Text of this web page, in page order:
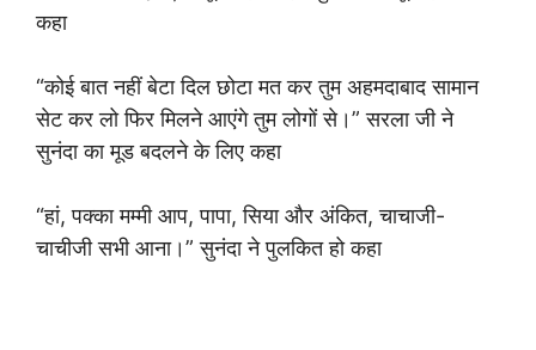
कहा
“कोई बात नहीं बेटा दिल छोटा मत कर तुम अहमदाबाद सामान
सेट कर लो फिर मिलने आएंगे तुम लोगों से।” सरला जी ने
सुनंदा का मूड बदलने के लिए कहा
“हां, पक्का मम्मी आप, पापा, सिया और अंकित, चाचाजी-
चाचीजी सभी आना।” सुनंदा ने पुलकित हो कहा